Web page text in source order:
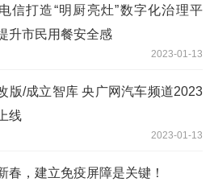
电信打造“明厨亮灶”数字化治理平
升市民用餐安全感
2023-01-13
版/成立智库 央广网汽车频道2023
线
2023-01-13
春，建立免疫屏障是关键！